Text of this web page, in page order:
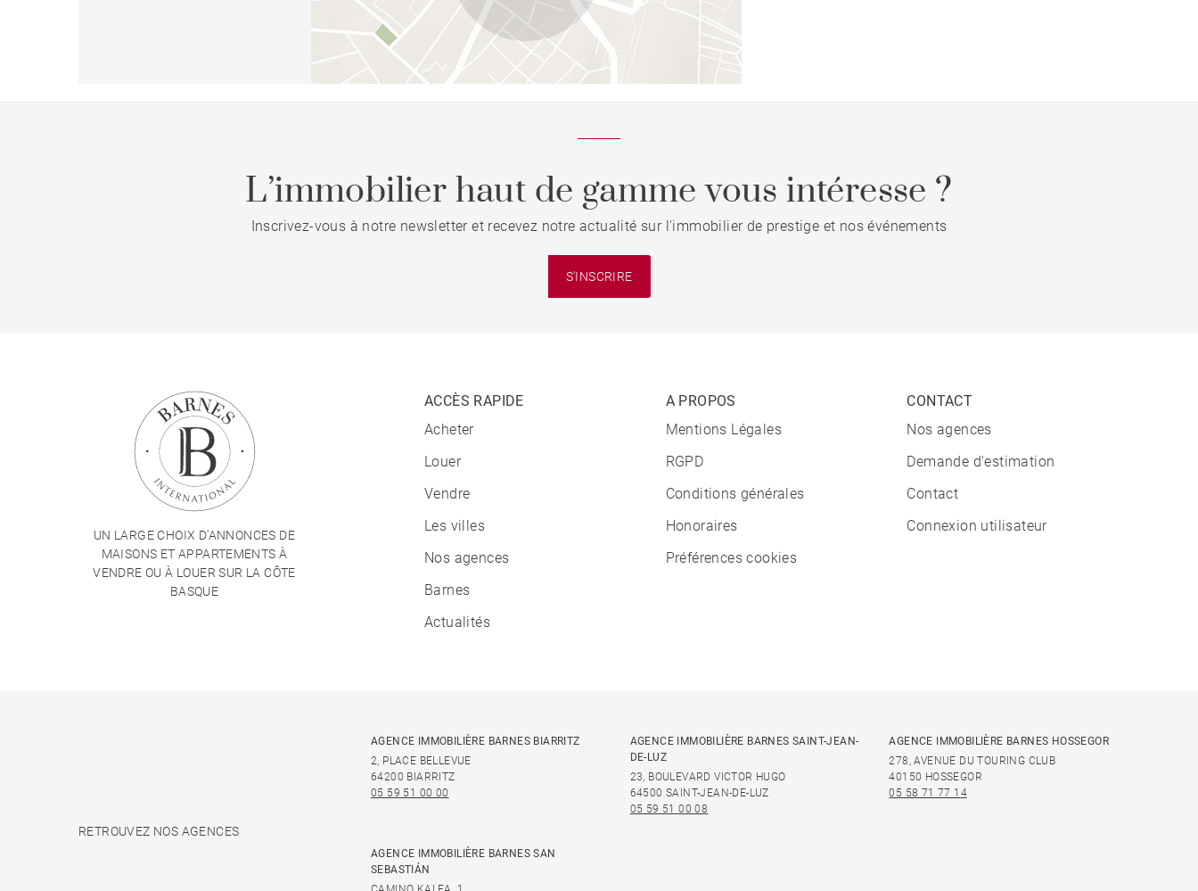
L’immobilier haut de gamme vous intéresse ?
Inscrivez-vous à notre newsletter et recevez notre actualité sur l'immobilier de prestige et nos événements
S'INSCRIRE
UN LARGE CHOIX D'ANNONCES DE
MAISONS ET APPARTEMENTS À
VENDRE OU À LOUER SUR LA CÔTE
BASQUE
ACCÈS RAPIDE
Acheter
Louer
Vendre
Les villes
Nos agences
Barnes
Actualités
A PROPOS
Mentions Légales
RGPD
Conditions générales
Honoraires
Préférences cookies
CONTACT
Nos agences
Demande d'estimation
Contact
Connexion utilisateur
RETROUVEZ NOS AGENCES
AGENCE IMMOBILIÈRE BARNES BIARRITZ
2, PLACE BELLEVUE
64200 BIARRITZ
05 59 51 00 00
AGENCE IMMOBILIÈRE BARNES SAINT-JEAN-
DE-LUZ
23, BOULEVARD VICTOR HUGO
64500 SAINT-JEAN-DE-LUZ
05 59 51 00 08
AGENCE IMMOBILIÈRE BARNES HOSSEGOR
278, AVENUE DU TOURING CLUB
40150 HOSSEGOR
05 58 71 77 14
AGENCE IMMOBILIÈRE BARNES SAN
SEBASTIÁN